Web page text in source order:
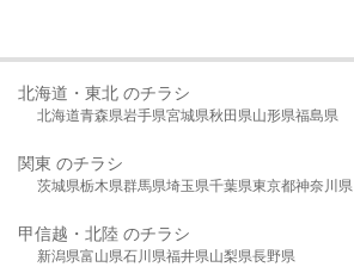
北海道・東北 のチラシ
北海道青森県岩手県宮城県秋田県山形県福島県
関東 のチラシ
茨城県栃木県群馬県埼玉県千葉県東京都神奈川県
甲信越・北陸 のチラシ
新潟県富山県石川県福井県山梨県長野県